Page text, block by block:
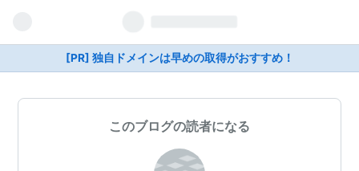
[PR] 独自ドメインは早めの取得がおすすめ！
このブログの読者になる